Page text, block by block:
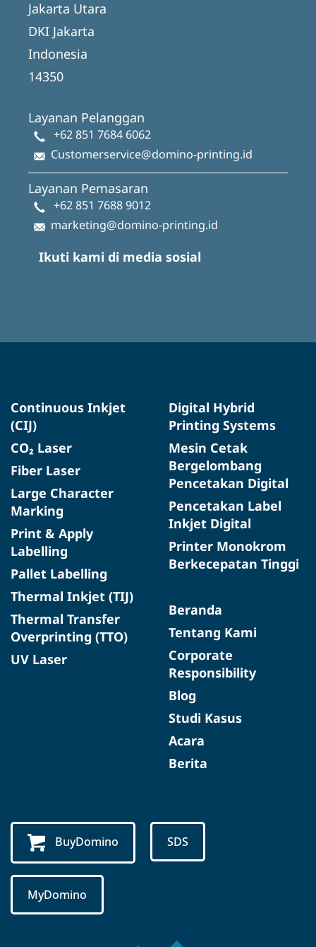
Jakarta Utara
DKI Jakarta
Indonesia
14350
Layanan Pelanggan
+62 851 7684 6062
Customerservice@domino-printing.id
Layanan Pemasaran
+62 851 7688 9012
marketing@domino-printing.id
Ikuti kami di media sosial
Continuous Inkjet
(CIJ)
CO₂ Laser
Fiber Laser
Large Character
Marking
Print & Apply
Labelling
Pallet Labelling
Thermal Inkjet (TIJ)
Thermal Transfer
Overprinting (TTO)
UV Laser
Digital Hybrid
Printing Systems
Mesin Cetak
Bergelombang
Pencetakan Digital
Pencetakan Label
Inkjet Digital
Printer Monokrom
Berkecepatan Tinggi
Beranda
Tentang Kami
Corporate
Responsibility
Blog
Studi Kasus
Acara
Berita
BuyDomino SDS
MyDomino